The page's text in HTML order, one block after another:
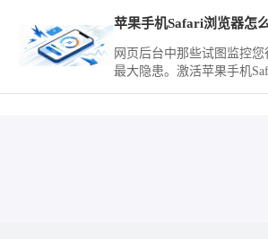
苹果手机Safari浏览器怎
网页后台中那些试图监控
最大隐患。激活苹果手机